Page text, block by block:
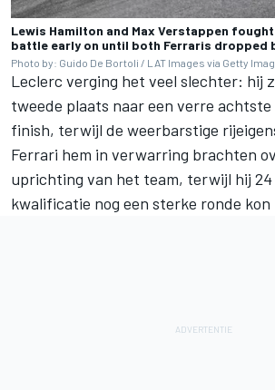
Lewis Hamilton and Max Verstappen
battle early on until both Ferraris dropped
Photo by: Guido De Bortoli / LAT Images via Getty
Leclerc verging het veel slechter: hij
tweede plaats naar een verre achtste
finish, terwijl de weerbarstige
Ferrari hem in verwarring brachten
uprichting van het team, terwijl hij
kwalificatie nog een sterke ronde